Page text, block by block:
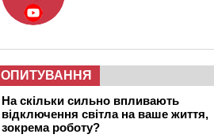
ОПИТУВАННЯ
На скільки сильно впливають
відключення світла на ваше життя,
зокрема роботу?